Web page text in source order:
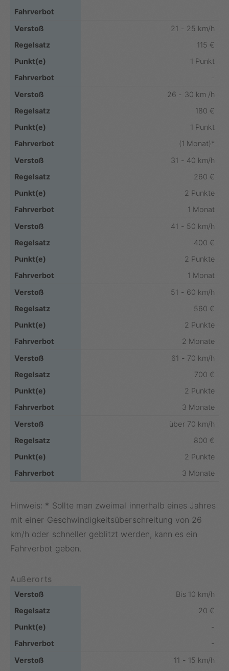
-
21 - 25 km/h
115 €
1 Punkt
-
26 - 30 km /h
180 €
1 Punkt
(1 Monat)*
31 - 40 km/h
260 €
2 Punkte
1 Monat
41 - 50 km/h
400 €
2 Punkte
1 Monat
51 - 60 km/h
560 €
2 Punkte
2 Monate
61 - 70 km/h
700 €
2 Punkte
3 Monate
über 70 km/h
800 €
2 Punkte
3 Monate
Hinweis: * Sollte man zweimal innerhalb eines Jahres
mit einer Geschwindigkeitsüberschreitung von 26
km/h oder schneller geblitzt werden, kann es ein
Fahrverbot geben.
Außerorts
Bis 10 km/h
20 €
-
-
11 - 15 km/h